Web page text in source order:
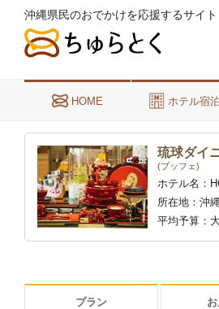
沖縄県民のおでかけを応援するサイト
HOME ホテル宿泊
琉球ダイ
(ブッフェ)
ホテル名：
所在地： 沖
平均予算：
プラン